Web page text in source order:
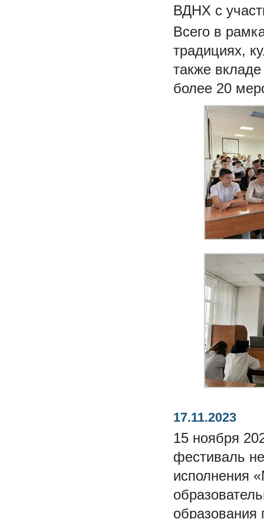
ВДНХ с
Всего в
традициях,
также
более 20
17.11.2023
15 ноября
фестиваль
исполнения
образования